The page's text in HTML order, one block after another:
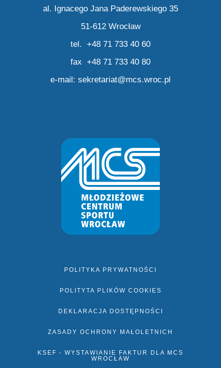
al. Ignacego Jana Paderewskiego 35
51-612 Wrocław
tel. +48 71 733 40 60
fax +48 71 733 40 80
e-mail: sekretariat@mcs.wroc.pl
POLITYKA PRYWATNOŚCI
POLITYTA PLIKÓW COOKIES
DEKLARACJA DOSTĘPNOŚCI
ZASADY OCHRONY MAŁOLETNICH
KSEF - WYSTAWIANIE FAKTUR DLA MCS
WROCŁAW